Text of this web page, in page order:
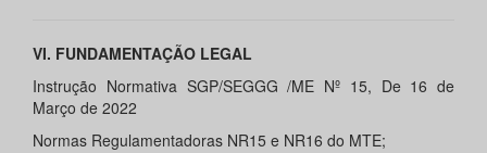
VI. FUNDAMENTAÇÃO LEGAL
Instrução Normativa SGP/SEGGG /ME Nº 15, De 16 de
Março de 2022
Normas Regulamentadoras NR15 e NR16 do MTE;